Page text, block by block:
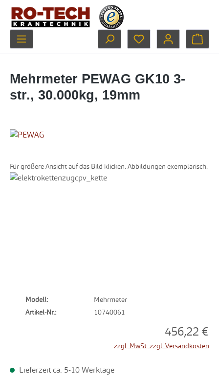
Zum Hauptinhalt springen
Du hast 0 Produkte
Mehrmeter PEWAG GK10 3-
str., 30.000kg, 19mm
Für größere Ansicht auf das Bild klicken. Abbildungen exemplarisch.
Bildergalerie überspringen
Modell:
Mehrmeter
Artikel-Nr.:
10740061
456,22 €
zzgl. MwSt. zzgl. Versandkosten
Lieferzeit ca. 5-10 Werktage